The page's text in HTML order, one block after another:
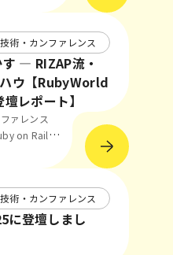
技術・カンファレンス
― RIZAP流・
ウ【RubyWorld
レポート】
ァレンス
on Rails
技術・カンファレンス
に登壇しまし